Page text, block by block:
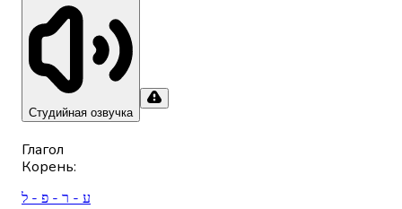
Студийная озвучка
Глагол
Корень:
ע - ר - פ - ל